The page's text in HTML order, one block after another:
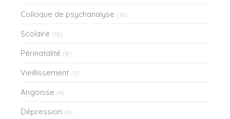
Colloque de psychanalyse (10)
Scolaire (10)
Périnatalité (8)
Vieillissement (3)
Angoisse (4)
Dépression (8)